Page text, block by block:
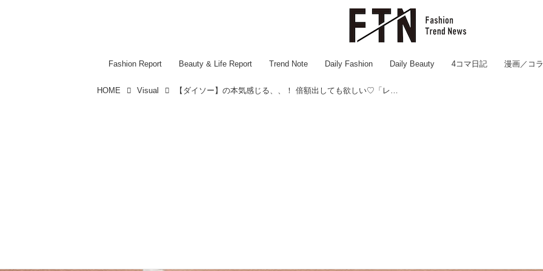
Fashion Report Beauty & Life Report Trend Note Daily Fashion Daily Beauty 4コマ日記 漫画／コ
HOME Visual